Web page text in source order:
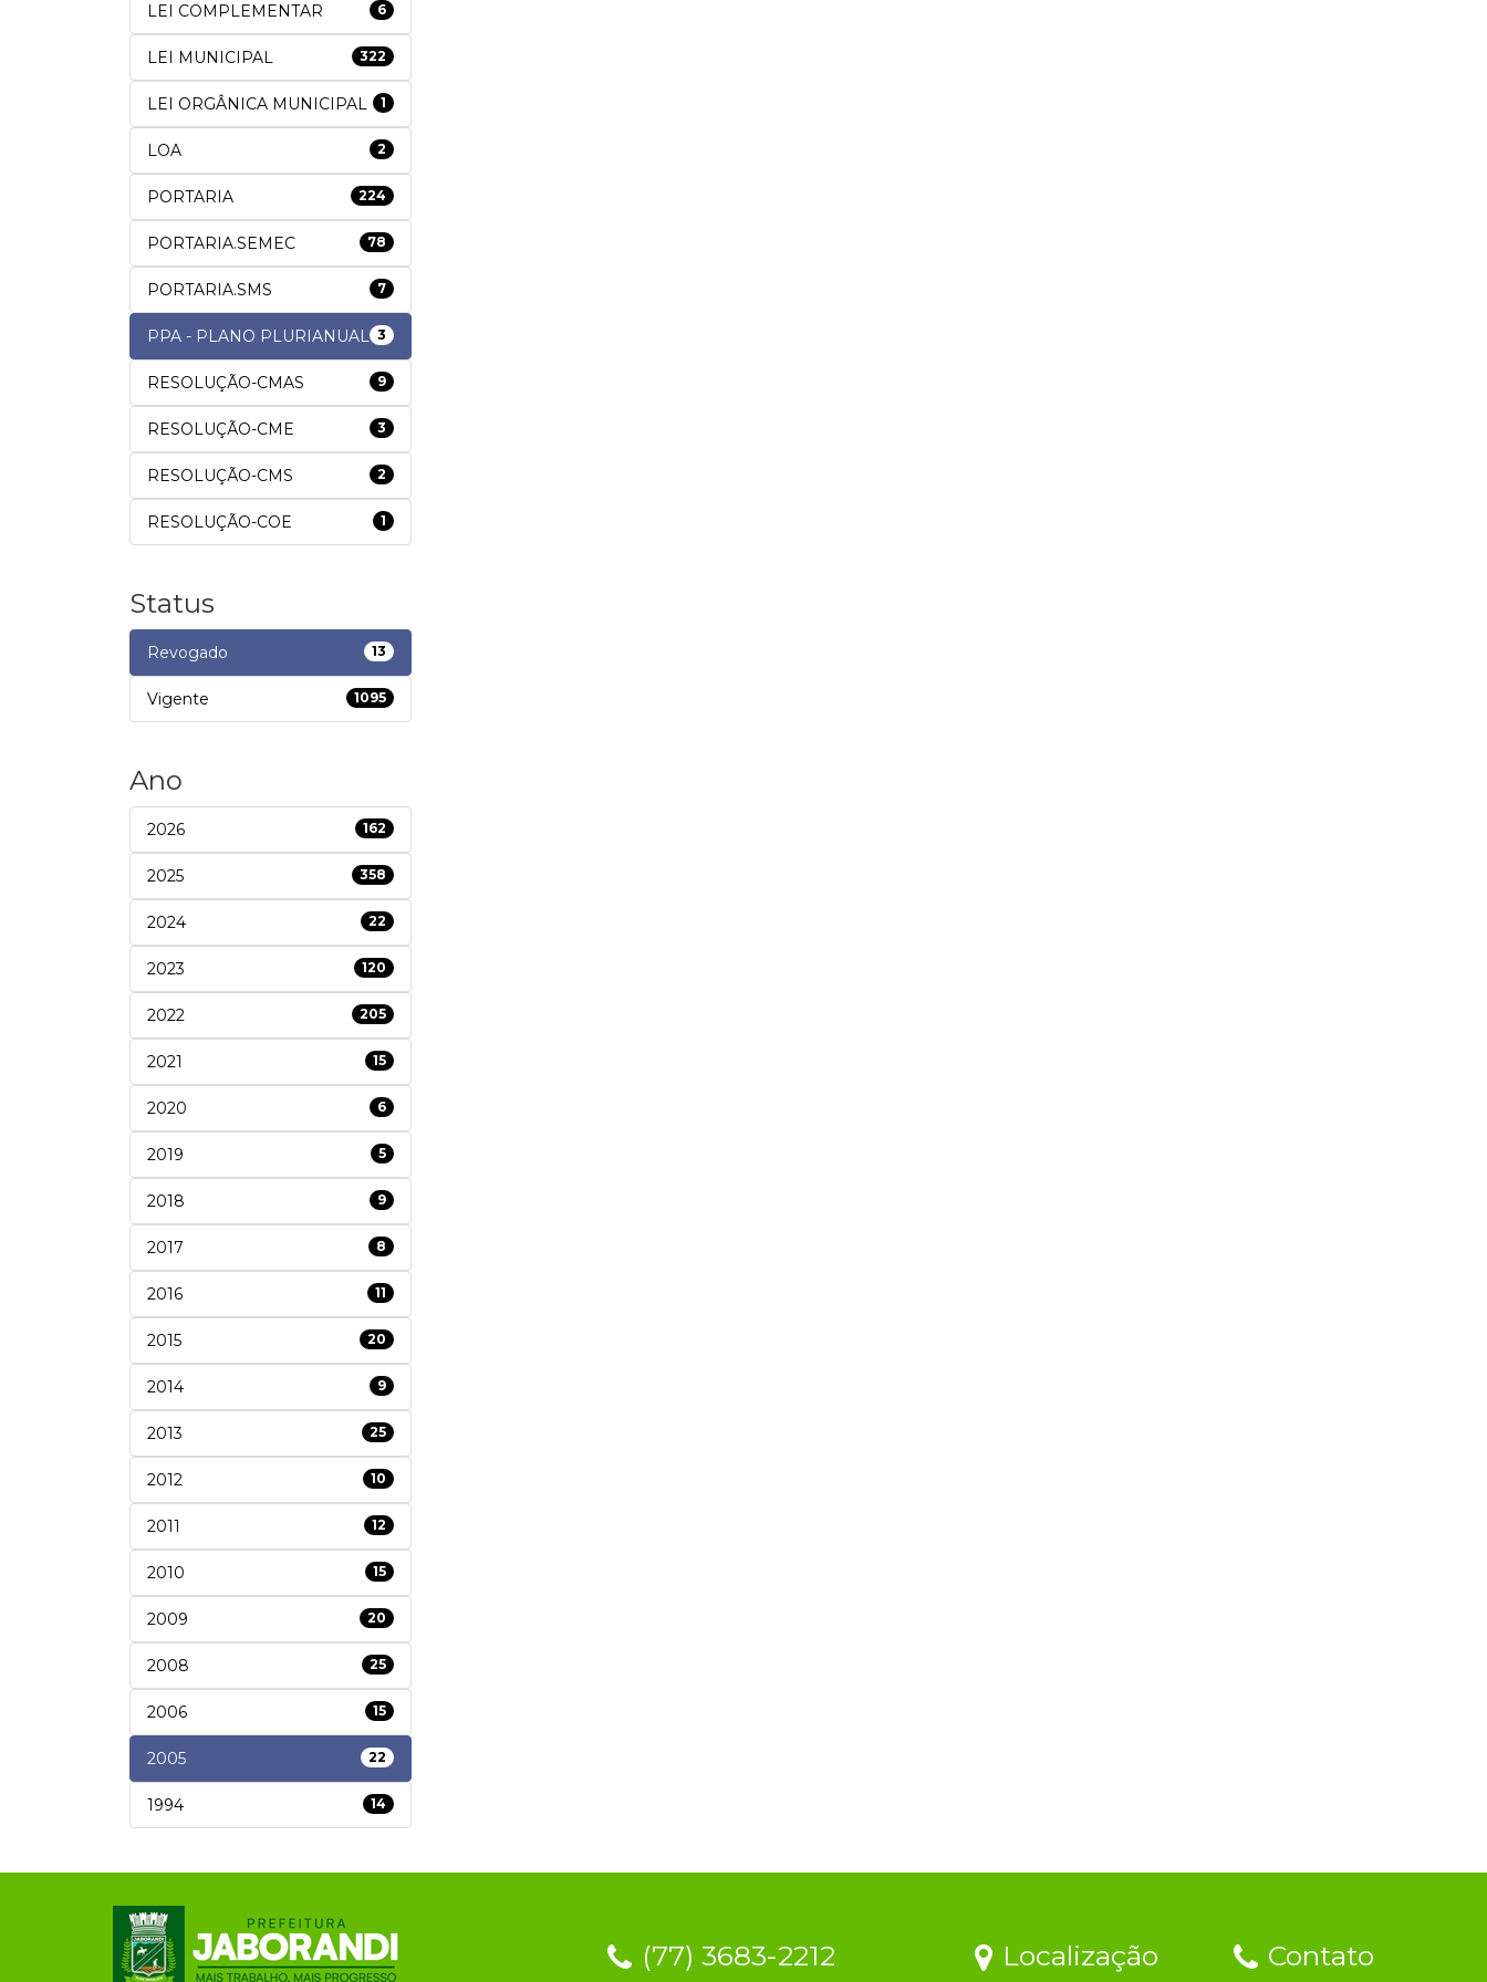
LEI COMPLEMENTAR 6
LEI MUNICIPAL 322
LEI ORGÂNICA MUNICIPAL 1
LOA 2
PORTARIA 224
PORTARIA.SEMEC 78
PORTARIA.SMS 7
PPA - PLANO PLURIANUAL 3
RESOLUÇÃO-CMAS 9
RESOLUÇÃO-CME 3
RESOLUÇÃO-CMS 2
RESOLUÇÃO-COE 1
Status
Revogado 13
Vigente 1095
Ano
2026 162
2025 358
2024 22
2023 120
2022 205
2021 15
2020 6
2019 5
2018 9
2017 8
2016 11
2015 20
2014 9
2013 25
2012 10
2011 12
2010 15
2009 20
2008 25
2006 15
2005 22
1994 14
(77) 3683-2212 Localização Contato